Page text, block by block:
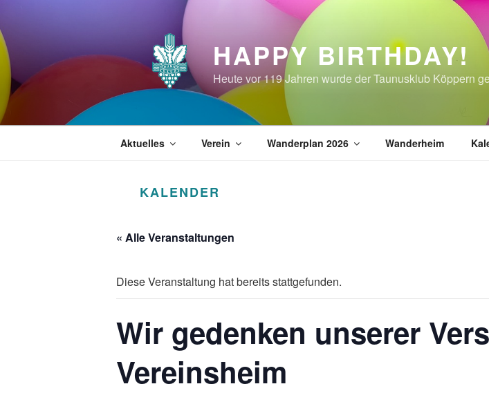
Inhalt
springen
HAPPY BIRTHDAY!
Heute vor 119 Jahren wurde der Taunusklub Köppern
Aktuelles Verein Wanderplan 2026 Wanderheim
KALENDER
« Alle Veranstaltungen
Diese Veranstaltung hat bereits stattgefunden.
Wir gedenken unserer
Vereinsheim